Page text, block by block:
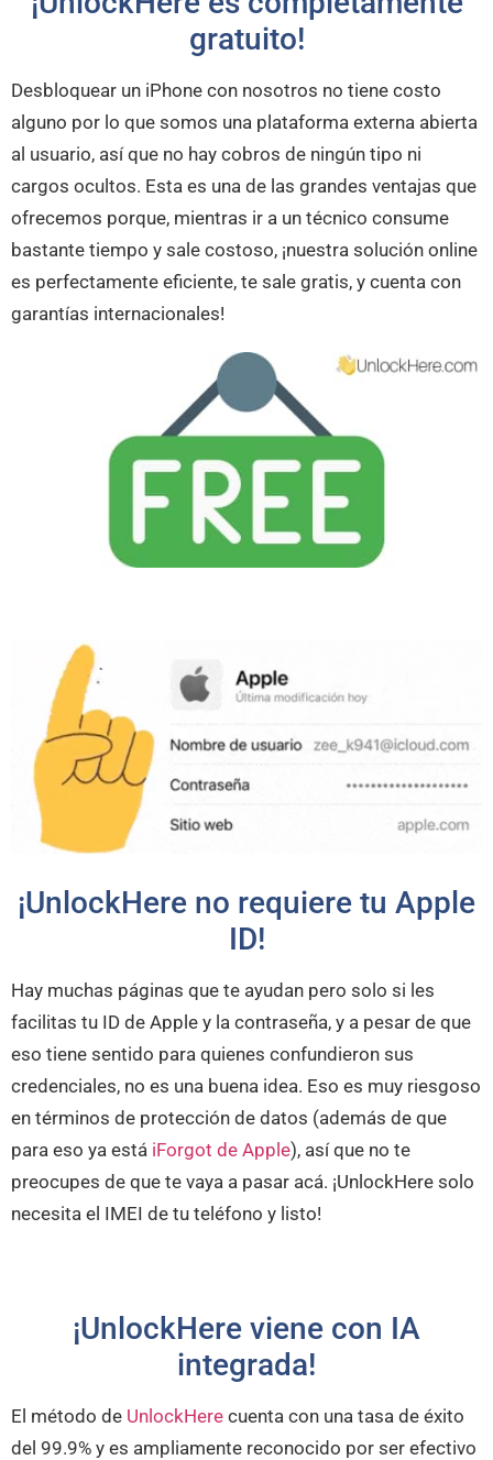
gratuito!
Desbloquear un iPhone con nosotros no tiene costo
alguno por lo que somos una plataforma externa abierta
al usuario, así que no hay cobros de ningún tipo ni
cargos ocultos. Esta es una de las grandes ventajas que
ofrecemos porque, mientras ir a un técnico consume
bastante tiempo y sale costoso, ¡nuestra solución online
es perfectamente eficiente, te sale gratis, y cuenta con
garantías internacionales!
¡UnlockHere no requiere tu Apple
ID!
Hay muchas páginas que te ayudan pero solo si les
facilitas tu ID de Apple y la contraseña, y a pesar de que
eso tiene sentido para quienes confundieron sus
credenciales, no es una buena idea. Eso es muy riesgoso
en términos de protección de datos (además de que
para eso ya está iForgot de Apple), así que no te
preocupes de que te vaya a pasar acá. ¡UnlockHere solo
necesita el IMEI de tu teléfono y listo!
¡UnlockHere viene con IA
integrada!
El método de UnlockHere cuenta con una tasa de éxito
del 99.9% y es ampliamente reconocido por ser efectivo